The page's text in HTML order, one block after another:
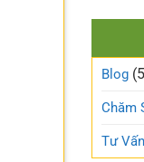
Blog
Chăm
Tư Vấn